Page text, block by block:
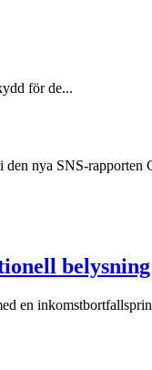
för de...
den nya SNS-rapporten
belysning
en